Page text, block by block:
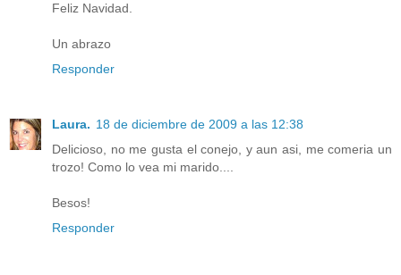
Feliz Navidad.
Un abrazo
Responder
Laura. 18 de diciembre de 2009 a las 12:38
Delicioso, no me gusta el conejo, y aun asi, me comeria un
trozo! Como lo vea mi marido....
Besos!
Responder